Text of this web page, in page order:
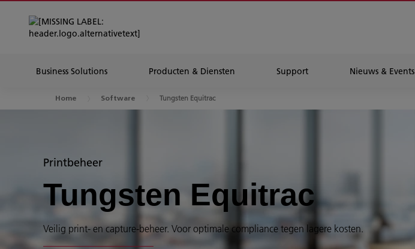
Business Solutions Producten & Diensten Support Nieuws & Events
Home Software Tungsten Equitrac
Printbeheer
Tungsten Equitrac
Veilig print- en capture-beheer. Voor optimale compliance tegen lagere kosten.